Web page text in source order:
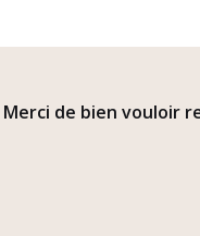
Merci de bien vouloir